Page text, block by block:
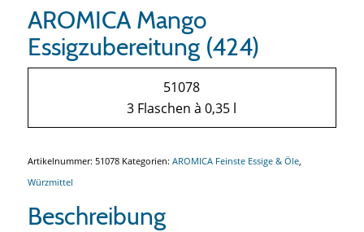
AROMICA Mango
Essigzubereitung (424)
51078
3 Flaschen à 0,35 l
Artikelnummer: 51078 Kategorien: AROMICA Feinste Essige & Öle,
Würzmittel
Beschreibung